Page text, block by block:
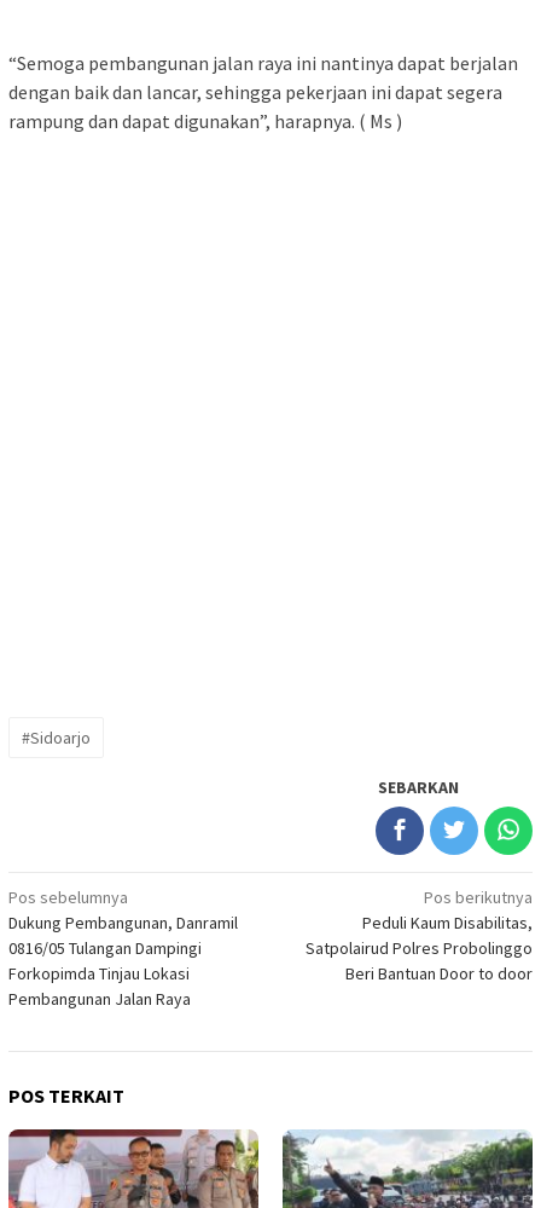
“Semoga pembangunan jalan raya ini nantinya dapat berjalan
dengan baik dan lancar, sehingga pekerjaan ini dapat segera
rampung dan dapat digunakan”, harapnya. ( Ms )
#Sidoarjo
SEBARKAN
Navigasi
pos
Pos sebelumnya
Dukung Pembangunan, Danramil
0816/05 Tulangan Dampingi
Forkopimda Tinjau Lokasi
Pembangunan Jalan Raya
Pos berikutnya
Peduli Kaum Disabilitas,
Satpolairud Polres Probolinggo
Beri Bantuan Door to door
POS TERKAIT